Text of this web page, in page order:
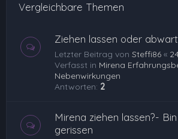
Vergleichbare Themen
Ziehen lassen oder
Letzter Beitrag von Steffi86 «
Verfasst in Mirena
Nebenwirkungen
Antworten: 2
Mirena ziehen lassen?-
gerissen